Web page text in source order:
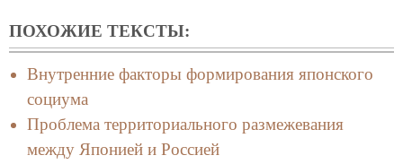
ПОХОЖИЕ ТЕКСТЫ:
Внутренние факторы формирования японского
социума
Проблема территориального размежевания
между Японией и Россией